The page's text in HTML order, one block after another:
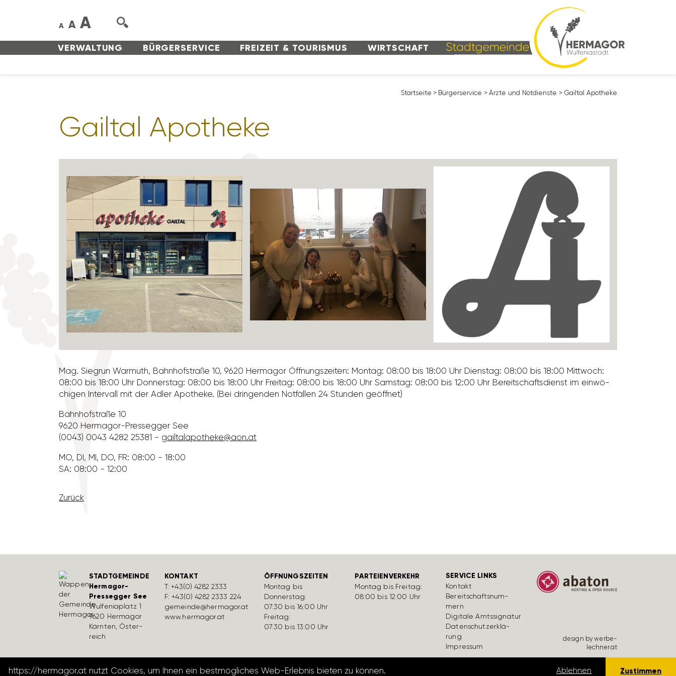
https://hermagor.at nutzt Cookies, um Ihnen ein bestmögliches Web-Erlebnis bieten zu können. Ablehnen Zustimmen
VERWAL­TUNG BÜRGER­SERVICE FREI­ZEIT & TOURISMUS WIRT­SCHAFT
A A A
Start­seite > Bürger­service > Ärzte und Notdienste > Gailtal Apotheke
Gailtal Apotheke
Mag. Siegrun Warmuth, Bahn­hof­straße 10, 9620 Hermagor Öffnungs­zeiten: Montag: 08:00 bis 18:00 Uhr Dienstag: 08:00 bis 18:00 Mitt­woch:
08:00 bis 18:00 Uhr Donnerstag: 08:00 bis 18:00 Uhr Freitag: 08:00 bis 18:00 Uhr Samstag: 08:00 bis 12:00 Uhr Bereit­schafts­dienst im einwö­
chigen Inter­vall mit der Adler Apotheke. (Bei drin­genden Notfällen 24 Stunden geöffnet)
Bahn­hof­straße 10
9620 Hermagor-Pres­segger See
(0043) 0043 4282 25381 - gail­tal­apotheke@aon.at
MO, DI, MI, DO, FR: 08:00 - 18:00
SA: 08:00 - 12:00
Zurück
STADTGEMEINDE
Hermagor-
Pressegger See
Wulfe­nia­platz 1
9620 Hermagor
Kärnten, Öster­
reich
KONTAKT
T:+43(0) 4282 2333
F: +43(0) 4282 2333 224
gemeinde@hermagor.at
www.hermagor.at
ÖFFNUNGSZEITEN
Montag bis
Donnerstag:
07:30 bis 16:00 Uhr
Freitag:
07:30 bis 13:00 Uhr
PARTEIENVERKEHR
Montag bis Freitag:
08:00 bis 12:00 Uhr
SERVICE LINKS
Kontakt
Bereit­schafts­num­
mern
Digi­tale Amts­si­gnatur
Daten­schutz­er­klä­
rung
Impressum
design by werbe­
lechner.at